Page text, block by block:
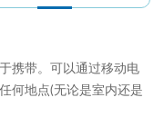
携带。可以通过移动电
何地点(无论是室内还是